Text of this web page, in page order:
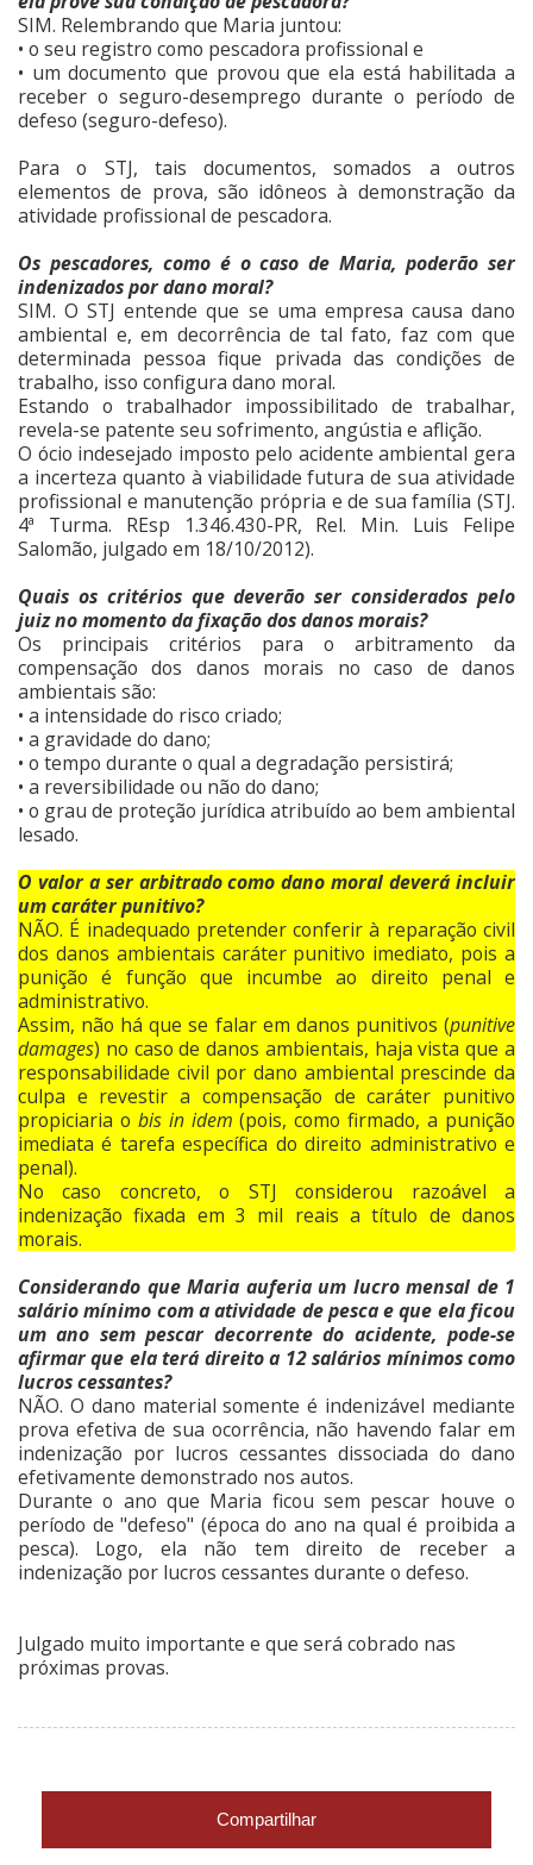
SIM. Relembrando que Maria juntou:
• o seu registro como pescadora profissional e
• um documento que provou que ela está habilitada a
receber o seguro-desemprego durante o período de
defeso (seguro-defeso).
Para o STJ, tais documentos, somados a outros
elementos de prova, são idôneos à demonstração da
atividade profissional de pescadora.
Os pescadores, como é o caso de Maria, poderão ser
indenizados por dano moral?
SIM. O STJ entende que se uma empresa causa dano
ambiental e, em decorrência de tal fato, faz com que
determinada pessoa fique privada das condições de
trabalho, isso configura dano moral.
Estando o trabalhador impossibilitado de trabalhar,
revela-se patente seu sofrimento, angústia e aflição.
O ócio indesejado imposto pelo acidente ambiental gera
a incerteza quanto à viabilidade futura de sua atividade
profissional e manutenção própria e de sua família (STJ.
4ª Turma. REsp 1.346.430-PR, Rel. Min. Luis Felipe
Salomão, julgado em 18/10/2012).
Quais os critérios que deverão ser considerados pelo
juiz no momento da fixação dos danos morais?
Os principais critérios para o arbitramento da
compensação dos danos morais no caso de danos
ambientais são:
• a intensidade do risco criado;
• a gravidade do dano;
• o tempo durante o qual a degradação persistirá;
• a reversibilidade ou não do dano;
• o grau de proteção jurídica atribuído ao bem ambiental
lesado.
O valor a ser arbitrado como dano moral deverá incluir
um caráter punitivo?
NÃO. É inadequado pretender conferir à reparação civil
dos danos ambientais caráter punitivo imediato, pois a
punição é função que incumbe ao direito penal e
administrativo.
Assim, não há que se falar em danos punitivos (punitive
damages) no caso de danos ambientais, haja vista que a
responsabilidade civil por dano ambiental prescinde da
culpa e revestir a compensação de caráter punitivo
propiciaria o bis in idem (pois, como firmado, a punição
imediata é tarefa específica do direito administrativo e
penal).
No caso concreto, o STJ considerou razoável a
indenização fixada em 3 mil reais a título de danos
morais.
Considerando que Maria auferia um lucro mensal de 1
salário mínimo com a atividade de pesca e que ela ficou
um ano sem pescar decorrente do acidente, pode-se
afirmar que ela terá direito a 12 salários mínimos como
lucros cessantes?
NÃO. O dano material somente é indenizável mediante
prova efetiva de sua ocorrência, não havendo falar em
indenização por lucros cessantes dissociada do dano
efetivamente demonstrado nos autos.
Durante o ano que Maria ficou sem pescar houve o
período de "defeso" (época do ano na qual é proibida a
pesca). Logo, ela não tem direito de receber a
indenização por lucros cessantes durante o defeso.
Julgado muito importante e que será cobrado nas
próximas provas.
Compartilhar